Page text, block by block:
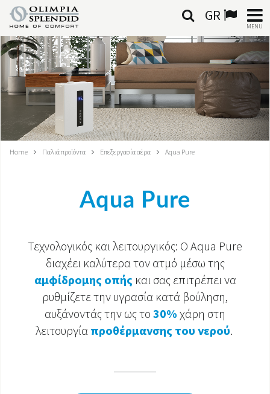
GR
MENU
ΕΛΛΗΝΙΚΆ
HOME
ΚΛΙΜΑΤΙΣΜΌΣ
ΘΈΡΜΑΝΣΗ
ΟΛΟΚΛΗΡΩΜΈΝΑ ΣΥΣΤΉΜΑΤΑ
ΚΌΣΜΟΣ OS
ΈΓΓΡΑΦΑ ΠΡΟΪΌΝΤΩΝ
Home Παλιά προϊόντα Επεξεργασία αέρα Aqua Pure
Aqua Pure
Τεχνολογικός και λειτουργικός: Ο Aqua Pure
διαχέει καλύτερα τον ατμό μέσω της
αμφίδρομης οπήςκαι σας επιτρέπει να
ρυθμίζετε την υγρασία κατά βούληση,
αυξάνοντάς την ως το 30% χάρη στη
λειτουργία προθέρμανσης του νερού.